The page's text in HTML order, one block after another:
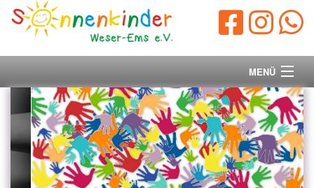
MENÜ
Startseite
Vorstand
Unsere Ziele